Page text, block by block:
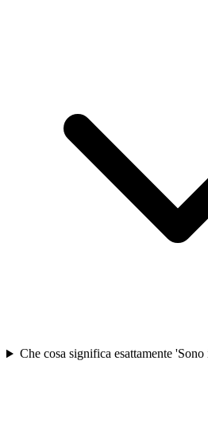
Che cosa significa esattamente